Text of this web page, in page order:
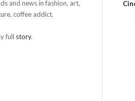
and news in fashion, art,
coffee addict.
full story.